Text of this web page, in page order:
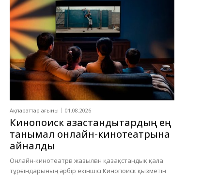
Ақпараттар ағыны 01.08.2026
Кинопоиск қазақстандықтардың ең
танымал онлайн-кинотеатрына
айналды
Онлайн-кинотеатрға жазылған қазақстандық қала
тұрғындарының әрбір екіншісі Кинопоиск қызметін